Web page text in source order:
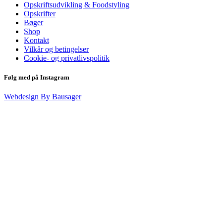
Opskriftsudvikling & Foodstyling
Opskrifter
Bøger
Shop
Kontakt
Vilkår og betingelser
Cookie- og privatlivspolitik
Følg med på Instagram
Webdesign By Bausager